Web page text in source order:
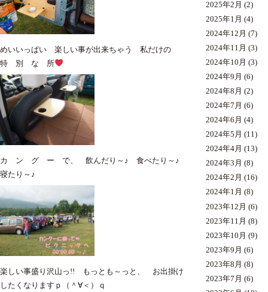
めいいっぱい 楽しい事が出来ちゃう 私だけの
特 別 な 所
カ ン グ ー で、 飲んだり～♪ 食べたり～♪
寝たり～♪
楽しい事盛り沢山っ!! もっとも～っと、 お出掛け
したくなりますｐ（＾∀＜）ｑ
2025年2月 (2)
2025年1月 (4)
2024年12月 (7)
2024年11月 (3)
2024年10月 (3)
2024年9月 (6)
2024年8月 (2)
2024年7月 (6)
2024年6月 (4)
2024年5月 (11)
2024年4月 (13)
2024年3月 (8)
2024年2月 (16)
2024年1月 (8)
2023年12月 (6)
2023年11月 (8)
2023年10月 (9)
2023年9月 (6)
2023年8月 (8)
2023年7月 (6)